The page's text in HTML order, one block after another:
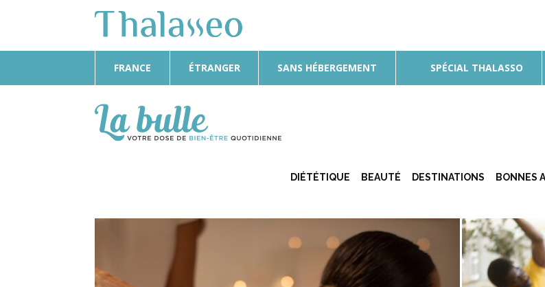
FRANCE ÉTRANGER SANS HÉBERGEMENT SPÉCIAL THALASSO
Bulle
DIÉTÉTIQUE BEAUTÉ DESTINATIONS BONNES